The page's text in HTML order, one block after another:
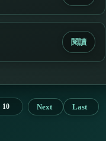
閱讀
10 Next Last